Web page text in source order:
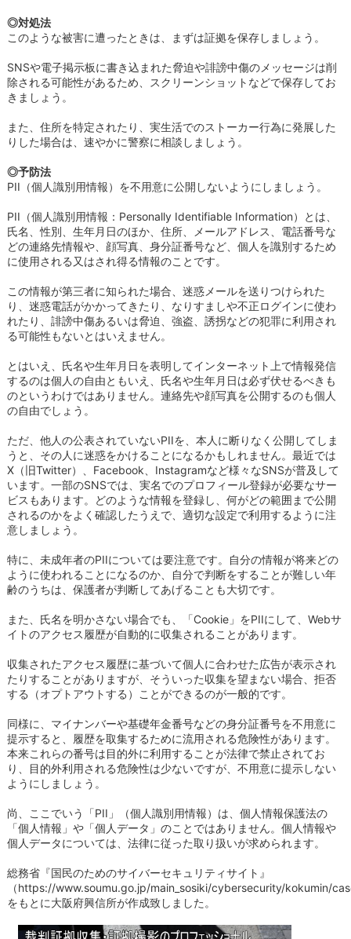
◎対処法
このような被害に遭ったときは、まずは証拠を保存しましょう。
SNSや電子掲示板に書き込まれた脅迫や誹謗中傷のメッセージは削
除される可能性があるため、スクリーンショットなどで保存してお
きましょう。
また、住所を特定されたり、実生活でのストーカー行為に発展した
りした場合は、速やかに警察に相談しましょう。
◎予防法
PII（個人識別用情報）を不用意に公開しないようにしましょう。
PII（個人識別用情報：Personally Identifiable Information）とは、
氏名、性別、生年月日のほか、住所、メールアドレス、電話番号な
どの連絡先情報や、顔写真、身分証番号など、個人を識別するため
に使用される又はされ得る情報のことです。
この情報が第三者に知られた場合、迷惑メールを送りつけられた
り、迷惑電話がかかってきたり、なりすましや不正ログインに使わ
れたり、誹謗中傷あるいは脅迫、強盗、誘拐などの犯罪に利用され
る可能性もないとはいえません。
とはいえ、氏名や生年月日を表明してインターネット上で情報発信
するのは個人の自由ともいえ、氏名や生年月日は必ず伏せるべきも
のというわけではありません。連絡先や顔写真を公開するのも個人
の自由でしょう。
ただ、他人の公表されていないPIIを、本人に断りなく公開してしま
うと、その人に迷惑をかけることになるかもしれません。最近では
X（旧Twitter）、Facebook、Instagramなど様々なSNSが普及して
います。一部のSNSでは、実名でのプロフィール登録が必要なサー
ビスもあります。どのような情報を登録し、何がどの範囲まで公開
されるのかをよく確認したうえで、適切な設定で利用するように注
意しましょう。
特に、未成年者のPIIについては要注意です。自分の情報が将来どの
ように使われることになるのか、自分で判断をすることが難しい年
齢のうちは、保護者が判断してあげることも大切です。
また、氏名を明かさない場合でも、「Cookie」をPIIにして、Webサ
イトのアクセス履歴が自動的に収集されることがあります。
収集されたアクセス履歴に基づいて個人に合わせた広告が表示され
たりすることがありますが、そういった収集を望まない場合、拒否
する（オプトアウトする）ことができるのが一般的です。
同様に、マイナンバーや基礎年金番号などの身分証番号を不用意に
提示すると、履歴を取集するために流用される危険性があります。
本来これらの番号は目的外に利用することが法律で禁止されてお
り、目的外利用される危険性は少ないですが、不用意に提示しない
ようにしましょう。
尚、ここでいう「PII」（個人識別用情報）は、個人情報保護法の
「個人情報」や「個人データ」のことではありません。個人情報や
個人データについては、法律に従った取り扱いが求められます。
総務省『国民のためのサイバーセキュリティサイト』
（https://www.soumu.go.jp/main_sosiki/cybersecurity/kokumin/
をもとに大阪府興信所が作成致しました。